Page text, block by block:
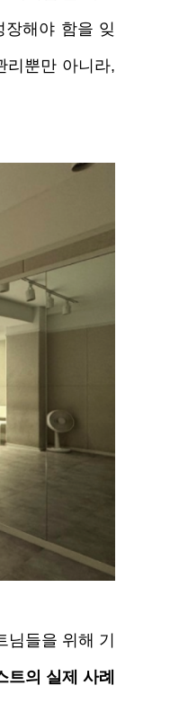
장해야 함을 잊
리뿐만 아니라,
님들을 위해 기
트의 실제 사례